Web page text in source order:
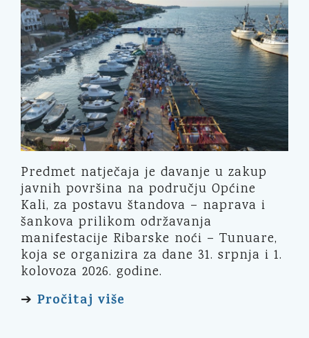
Predmet natječaja je davanje u zakup
javnih površina na području Općine
Kali, za postavu štandova – naprava i
šankova prilikom održavanja
manifestacije Ribarske noći – Tunuare,
koja se organizira za dane 31. srpnja i 1.
kolovoza 2026. godine.
➔ Pročitaj više